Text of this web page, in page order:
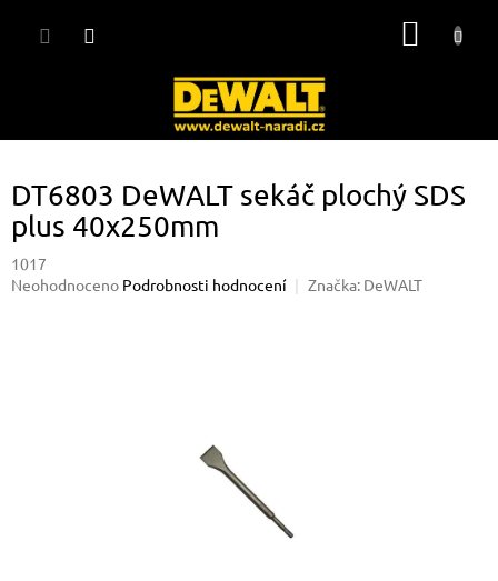
DT6803 DeWALT sekáč plochý SDS
plus 40x250mm
1017
Průměrné
Neohodnoceno Podrobnosti hodnocení Značka: DeWALT